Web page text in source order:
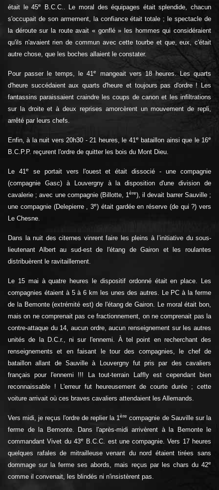
était le 45e
B.C.C.. Le moral des équipages était splendide, chacun
s'occupait de son armement, la confiance était totale ; le spectacle de
la déroute sur la route avait « gonflé » les hommes qui considéraient
qu'ils n'avaient rien de commun avec cette tourbe et que, eux, c'était
autre chose, que les boches allaient le constater.
Pour passer le temps, le 41e
mangeait vers 18 heures. Les quarts
d'heure succédaient aux quarts d'heure et toujours pas d'ordre ! Les
fantassins paraissaient craindre les coups de canon et les infiltrations
sur la droite et à deux reprises amorcèrent un mouvement de repli,
arrêté par leurs chefs.
Enfin, à la nuit vers 20h30 - 21 heures, le 41e bataillon ainsi que le 16e
B.C.P.P. reçurent l'ordre de quitter les bois du Mont Dieu.
Le 41e
se portait vers l'ouest et était dissocié - une compagnie
(compagnie Gasc) à Louvergny à la disposition d'une division de
cavalerie ; avec une compagnie (Billotte, 1ère), il devait barrer Sauville ;
une compagnie (Delepierre , 3e) était gardée en réserve (de qui ?) vers
Le Chesne.
Dans la nuit des citernes vinrent faire les pleins à l’initiative du sous-
lieutenant Albert au sud-est de l'étang de Gairon et les roulantes
distribuèrent le ravitaillement.
Le 15 mai à quatre heures le dispositif ordonné était en place. Les
compagnies étaient à 5 à 6 km les unes des autres. Le PC à la ferme
de la Bemonte (extrémité est) de l'étang de Gairon. Le moral était bon,
mais on ne comprenait pas ce fractionnement, on ne comprenait pas la
contre-attaque du 14, aucun ordre, aucun renseignement sur les autres
unités de la D.C.r., ni sur l'ennemi. À tel point en recherchant des
renseignements et en faisant le tour des compagnies, le chef de
bataillon allant de Sauville à Louvergny fut pris par des cavaliers
français pour l'ennemi !!! La tout-terrain Laffly est cependant bien
reconnaissable ! L'erreur fut heureusement de courte durée ; cette
voiture arrivait où ces braves cavaliers attendaient les Allemands.
Vers midi, je reçus l'ordre de replier la 1ère compagnie de Sauville sur la
ferme de la Bemonte. Dans l'après-midi arrivèrent à la Bemonte le
commandant Vivet du 43e
B.C.C. est une compagnie. Vers 17 heures
quelques rafales de mitrailleuse venant du nord étaient tirées sans
dommage sur la ferme ses abords, mais reçus par les chars du 42e
comme il convenait, les blindés ni n'insistèrent pas.